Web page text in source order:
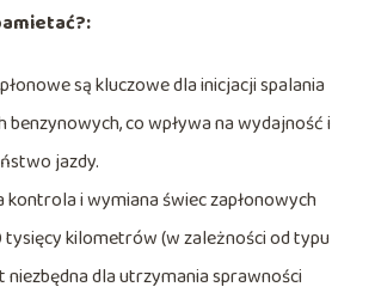
są kluczowe dla inicjacji spalania
benzynowych, co wpływa na wydajność i
jazdy.
kontrola i wymiana świec zapłonowych
tysięcy kilometrów (w zależności od typu
niezbędna dla utrzymania sprawności